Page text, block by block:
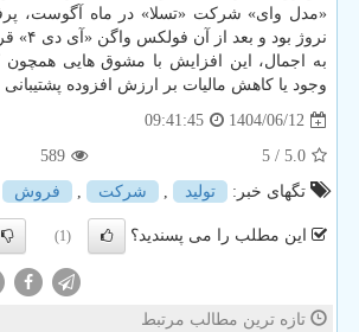
«مدل وای» شرکت «تسلا» در ماه آگوست،
نروژ بود و بعد از آن فولکس واگن «آی دی ۴» قرار گرفت.
به اجمال، این افزایش با مشوق هایی
وجود یا کاهش مالیات بر ارزش افزوده
1404/06/12
09:41:45
5.0
/ 5
589
تگهای خبر:
تولید , شركت , فروش
این مطلب را می پسندید؟ (1)
تازه ترین مطالب مرتبط